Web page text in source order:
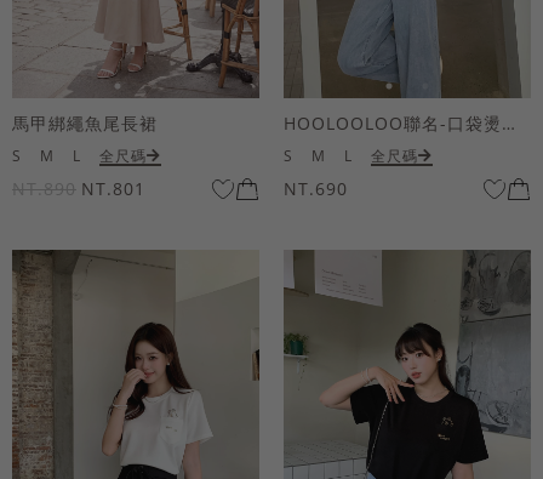
馬甲綁繩魚尾長裙
S M L 全尺碼
NT.890 NT.801
HOOLOOLOO聯名-口袋燙金KUKU熊短袖上衣
S M L 全尺碼
NT.690